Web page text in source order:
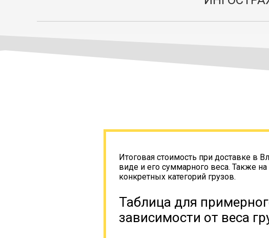
Итоговая стоимость при доставке в
виде и его суммарного веса. Также
конкретных категорий грузов.
Таблица для
зависимости от веса